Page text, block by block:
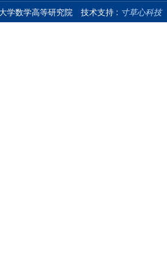
学数学高等研究院 技术支持 : 寸草心科技